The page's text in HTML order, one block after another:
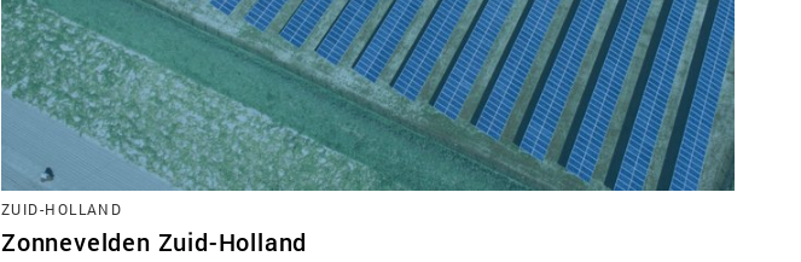
ZUID-HOLLAND
Zonnevelden Zuid-Holland